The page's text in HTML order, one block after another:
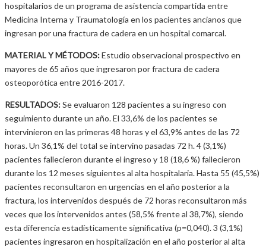
hospitalarios de un programa de asistencia compartida entre
Medicina Interna y Traumatología en los pacientes ancianos que
ingresan por una fractura de cadera en un hospital comarcal.
MATERIAL Y MÉTODOS:Estudio observacional prospectivo en
mayores de 65 años que ingresaron por fractura de cadera
osteoporótica entre 2016-2017.
RESULTADOS:Se evaluaron 128 pacientes a su ingreso con
seguimiento durante un año. El 33,6% de los pacientes se
intervinieron en las primeras 48 horas y el 63,9% antes de las 72
horas. Un 36,1% del total se intervino pasadas 72 h. 4 (3,1%)
pacientes fallecieron durante el ingreso y 18 (18,6 %) fallecieron
durante los 12 meses siguientes al alta hospitalaria. Hasta 55 (45,5%)
pacientes reconsultaron en urgencias en el año posterior a la
fractura, los intervenidos después de 72 horas reconsultaron más
veces que los intervenidos antes (58,5% frente al 38,7%), siendo
esta diferencia estadísticamente significativa (p=0,040). 3 (3,1%)
pacientes ingresaron en hospitalización en el año posterior al alta